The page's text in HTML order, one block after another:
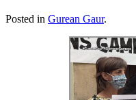
Posted in Gurean Gaur.